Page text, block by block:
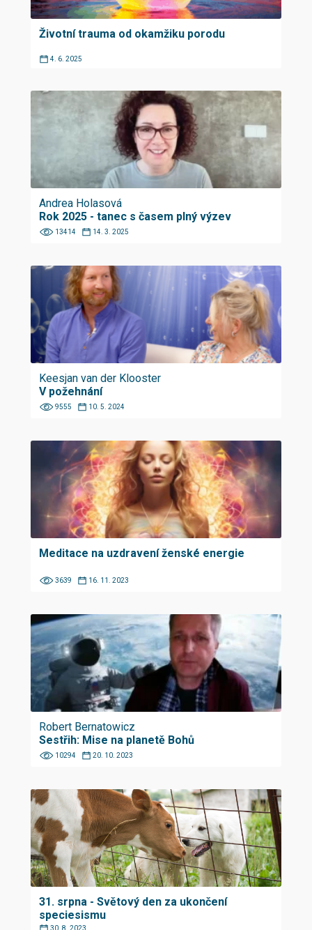
Životní trauma od okamžiku porodu
4. 6. 2025
Andrea Holasová
Rok 2025 - tanec s časem plný výzev
13414 14. 3. 2025
Keesjan van der Klooster
V požehnání
9555 10. 5. 2024
Meditace na uzdravení ženské energie
3639 16. 11. 2023
Robert Bernatowicz
Sestřih: Mise na planetě Bohů
10294 20. 10. 2023
31. srpna - Světový den za ukončení
speciesismu
30. 8. 2023